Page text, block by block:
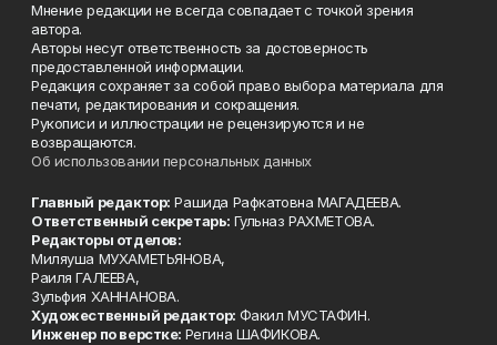
Мнение редакции не всегда совпадает с точкой зрения
автора.
Авторы несут ответственность за достоверность
предоставленной информации.
Редакция сохраняет за собой право выбора материала для
печати, редактирования и сокращения.
Рукописи и иллюстрации не рецензируются и не
возвращаются.
Об использовании персональных данных
Главный редактор: Рашида Рафкатовна МАГАДЕЕВА.
Ответственный секретарь: Гульназ РАХМЕТОВА.
Редакторы отделов:
Миляуша МУХАМЕТЬЯНОВА,
Раиля ГАЛЕЕВА,
Зульфия ХАННАНОВА.
Художественный редактор: Факил МУСТАФИН.
Инженер по верстке: Регина ШАФИКОВА.